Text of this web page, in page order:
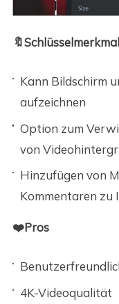
Kann Bildschirm
aufzeichnen
Option zum
von
Hinzufügen von
Kommentaren zu
❤️Pros
4K-Videoqualität